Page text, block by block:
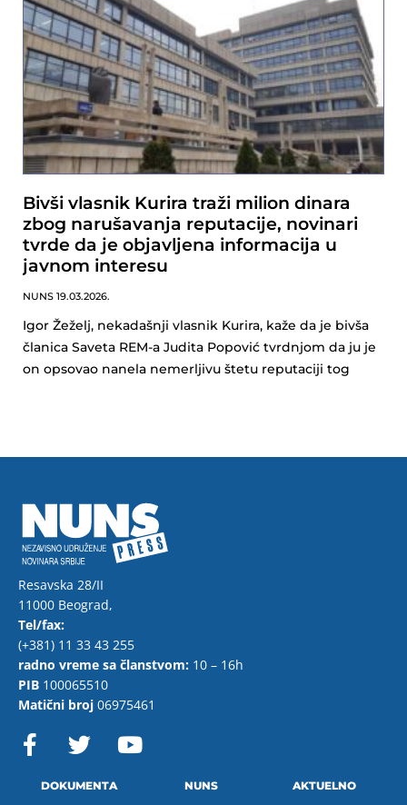
Bivši vlasnik Kurira traži milion dinara
zbog narušavanja reputacije, novinari
tvrde da je objavljena informacija u
javnom interesu
NUNS 19.03.2026.
Igor Žeželj, nekadašnji vlasnik Kurira, kaže da je bivša
članica Saveta REM-a Judita Popović tvrdnjom da ju je
on opsovao nanela nemerljivu štetu reputaciji tog
Resavska 28/II
11000 Beograd,
Tel/fax:
(+381) 11 33 43 255
radno vreme sa članstvom: 10 – 16h
PIB 100065510
Matični broj 06975461
F
a w
t
o
DOKUMENTA NUNS AKTUELNO